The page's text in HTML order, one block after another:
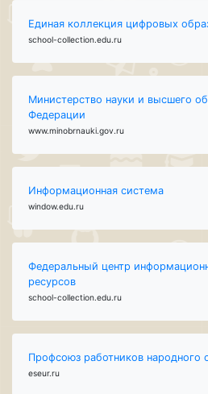
Единая коллекция цифровых
school-collection.edu.ru
Министерство науки и высшего
Федерации
www.minobrnauki.gov.ru
Информационная система
window.edu.ru
Федеральный центр
ресурсов
school-collection.edu.ru
Профсоюз работников народного
eseur.ru